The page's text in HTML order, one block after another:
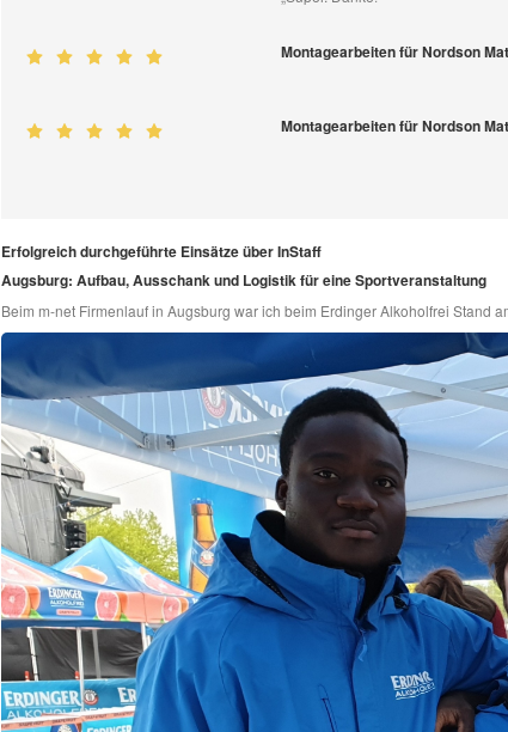
Montagearbeiten für Nordson
Montagearbeiten für Nordson
Erfolgreich durchgeführte Einsätze über InStaff
Augsburg: Aufbau, Ausschank und Logistik für eine Sportveranstaltung
Beim m-net Firmenlauf in Augsburg war ich beim Erdinger Alkoholfrei Stand